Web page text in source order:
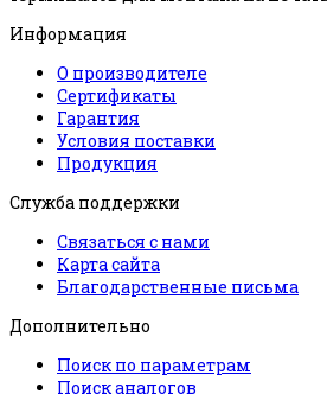
Информация
О производителе
Сертификаты
Гарантия
Условия поставки
Продукция
Служба поддержки
Связаться с нами
Карта сайта
Благодарственные письма
Дополнительно
Поиск по параметрам
Поиск аналогов